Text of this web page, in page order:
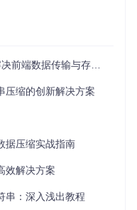
现过的数据来替换重
来跟踪最近出现的字符
度采用高效的变长编码
i
pako
与存储难题的实用进阶方案
压缩的创新解决方案
据压缩实战指南
效解决方案
串：深入浅出教程